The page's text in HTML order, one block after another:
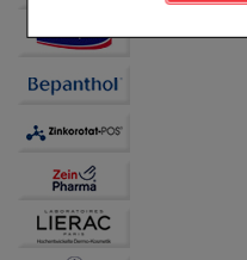
Einkaufserlebnis noch
Besuchers oder unsere
Verhaltensweisen (z.B.
anzupassen. Komfort-
auch auf Ihre
anzuzeigen und unser
betreiben.
Statistik & Tracking: